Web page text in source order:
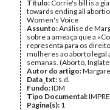
Título: Corrie's bill is a
towards ending all
Women's Voice
Assunto:Análise de
sobre a ameaça que a
representa para os
mulheres ao aborto legal
semanas. (Aborto,
Autor do artigo:
Data_txt: s.d.
Fundo:IDM
Tipo Documental:
Página(s): 1